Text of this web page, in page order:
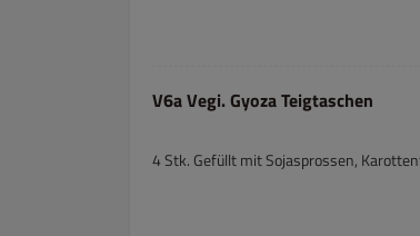
V6a Vegi. Gyoza Teigtaschen
4 Stk. Gefüllt mit Sojasprossen,